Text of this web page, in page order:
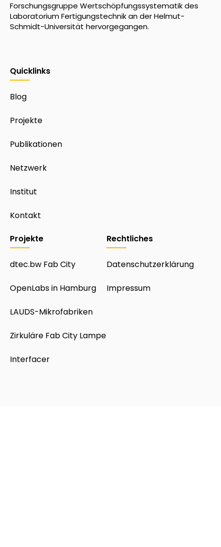
Forschungsgruppe Wertschöpfungssystematik des
Laboratorium Fertigungstechnik an der Helmut-
Schmidt-Universität hervorgegangen.
Quicklinks
Blog
Projekte
Publikationen
Netzwerk
Institut
Kontakt
Projekte
dtec.bw Fab City
OpenLabs in Hamburg
LAUDS-Mikrofabriken
Zirkuläre Fab City Lampe
Interfacer
Rechtliches
Datenschutzerklärung
Impressum